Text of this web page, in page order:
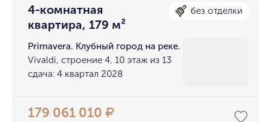
4-комнатная
квартира, 179 м²
без отделки
Primavera. Клубный город на реке.
Vivaldi, строение 4, 10 этаж из 13
сдача: 4 квартал 2028
179 061 010₽